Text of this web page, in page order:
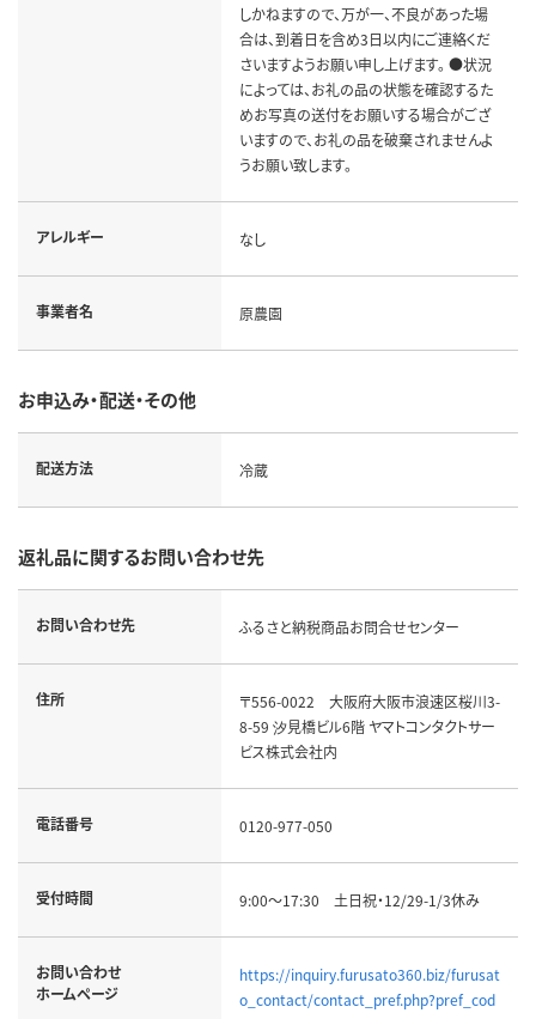
しかねますので、万が一、不良があった場
合は、到着日を含め3日以内にご連絡くだ
さいますようお願い申し上げます。 ●状況
によっては、お礼の品の状態を確認するた
めお写真の送付をお願いする場合がござ
いますので、お礼の品を破棄されませんよ
うお願い致します。
アレルギー なし
事業者名 原農園
お申込み・配送・その他
配送方法 冷蔵
返礼品に関するお問い合わせ先
お問い合わせ先 ふるさと納税商品お問合せセンター
住所
〒556-0022 大阪府大阪市浪速区桜川3-
8-59 汐見橋ビル6階 ヤマトコンタクトサー
ビス株式会社内
電話番号 0120-977-050
受付時間 9:00～17:30 土日祝・12/29-1/3休み
お問い合わせ
ホームページ
https://inquiry.furusato360.biz/furusat
o_contact/contact_pref.php?pref_cod